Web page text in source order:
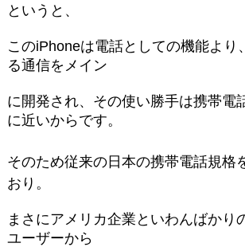
というと、
このiPhoneは電話としての機能より
る通信をメイン
に開発され、その使い勝手は携帯電
に近いからです。
そのため従来の日本の携帯電話規格
おり。
まさにアメリカ企業といわんばかり
ユーザーから